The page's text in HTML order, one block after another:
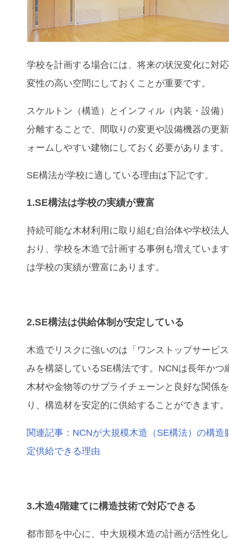
学校を計画する場合には、将来の状況変化に対
変性の高い空間にしておくことが重要です。
スケルトン（構造）とインフィル（内装・設備
分離することで、間取りの変更や設備機器の更
ォームしやすい建物にしておく必要があります。
SE構法が学校に適している理由は下記です。
1.SE構法は学校の実績が豊富
持続可能な木材利用に取り組む自治体や学校法
おり、学校を木造で計画する事例も増えていま
は学校の実績が豊富にあります。
2.SE構法は供給体制が安定している
木造でリスクに強いのは「ワンストップサービ
みを構築しているSE構法です。NCNは長年かつ
木材や金物等のサプライチェーンと良好な関係
り、構造材を安定的に供給することができます。
関連記事：NCNが大規模木造（SE構法）の構造
定供給できる理由
3.木造4階建てに構造技術で対応できる
都市部を中心に、中大規模木造の計画が活性化